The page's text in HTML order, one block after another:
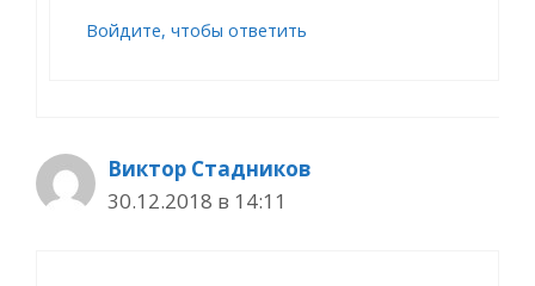
Войдите, чтобы ответить
Виктор Стадников
30.12.2018 в 14:11